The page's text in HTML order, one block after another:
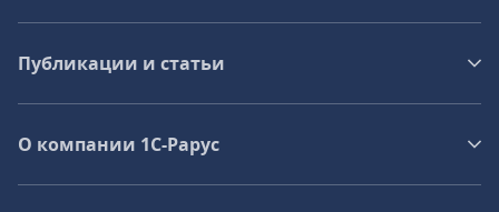
Публикации и статьи
О компании 1C-Рарус